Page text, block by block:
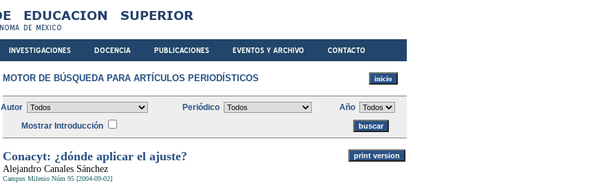
MOTOR DE BÚSQUEDA PARA ARTÍCULOS PERIODÍSTICOS
Autor Periódico
Año
Mostrar Introducción
Conacyt: ¿dónde aplicar el ajuste?
Alejandro Canales Sánchez
Campus Milenio Núm 95 [2004-09-02]